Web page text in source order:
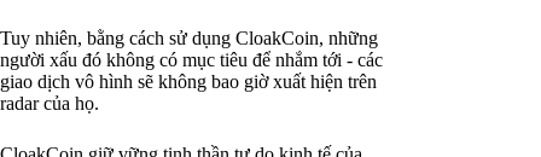
Tuy nhiên, bằng cách sử dụng CloakCoin, những
người xấu đó không có mục tiêu để nhắm tới - các
giao dịch vô hình sẽ không bao giờ xuất hiện trên
radar của họ.